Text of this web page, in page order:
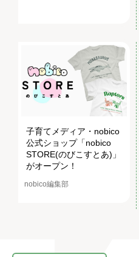
子育てメディア・nobico
公式ショップ「nobico
STORE(のびこすとあ)」
がオープン！
nobico編集部